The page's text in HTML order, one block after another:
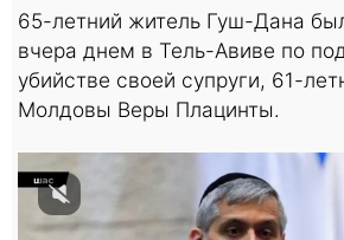
65-летний житель Гуш-Дана
вчера днем в Тель-Авиве по
убийстве своей супруги, 61-
Молдовы Веры Плацинты.